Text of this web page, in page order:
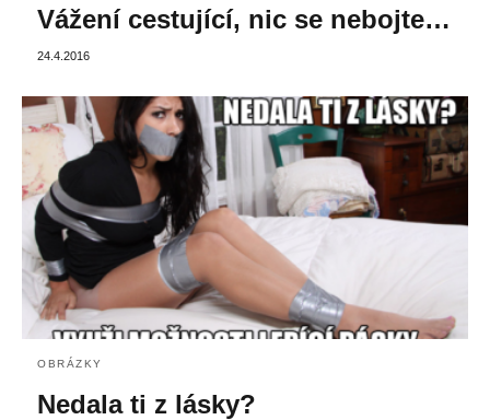
Vážení cestující, nic se nebojte…
24.4.2016
OBRÁZKY
Nedala ti z lásky?